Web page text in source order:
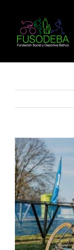
contenido